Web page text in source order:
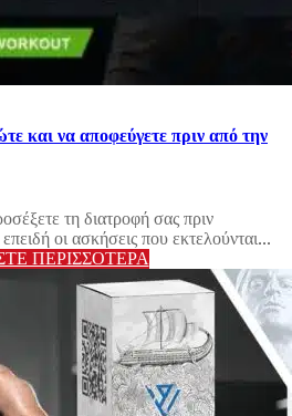
και να αποφεύγετε πριν από την
τη διατροφή σας πριν
οι ασκήσεις που εκτελούνται...
ΠΕΡΙΣΣΌΤΕΡΑ